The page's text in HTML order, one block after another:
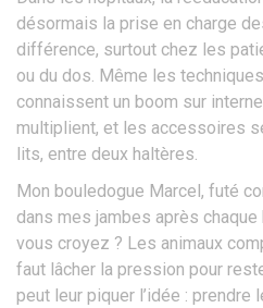
désormais la prise en charge
différence, surtout chez les
ou du dos. Même les
connaissent un boom sur
multiplient, et les accessoires
lits, entre deux haltères.
Mon bouledogue Marcel, futé
dans mes jambes après
vous croyez ? Les animaux
faut lâcher la pression pour
peut leur piquer l’idée : prendre